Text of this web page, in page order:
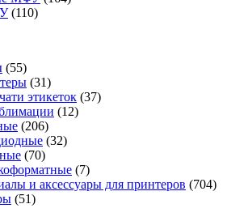
(110)
(55)
(31)
этикеток (37)
(12)
(206)
(32)
(70)
(7)
и аксессуары для принтеров (704)
(51)